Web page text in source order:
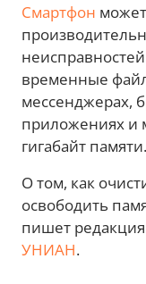
Смартфон
временные
мессенджерах,
приложениях и
гигабайт памяти.
О том, как
освободить
пишет редакция
УНИАН.